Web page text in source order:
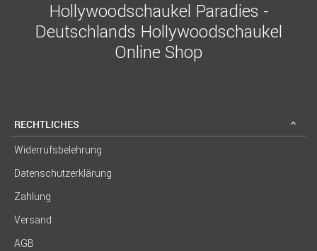
Hollywoodschaukel Paradies -
Deutschlands Hollywoodschaukel
Online Shop
RECHTLICHES
Widerrufsbelehrung
Datenschutzerklärung
Zahlung
Versand
AGB